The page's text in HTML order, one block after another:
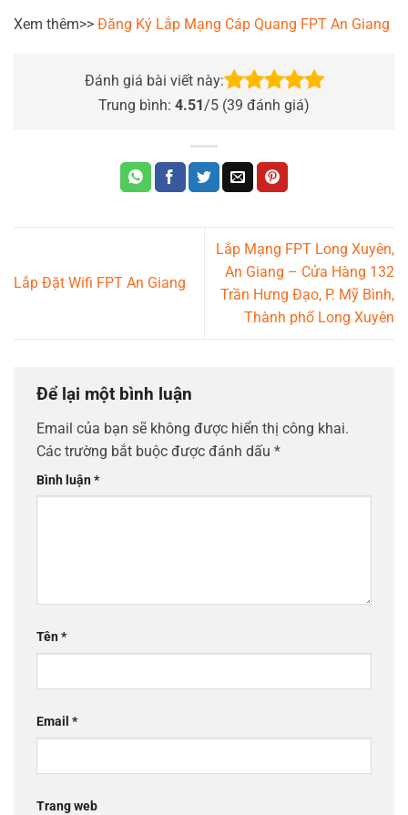
Xem thêm>> Đăng Ký Lắp Mạng Cáp Quang FPT An Giang
Đánh giá bài viết này:
Trung bình: 4.51/5 (39 đánh giá)
Lắp Đặt Wifi FPT An Giang
Lắp Mạng FPT Long Xuyên,
An Giang – Cửa Hàng 132
Trần Hưng Đạo, P. Mỹ Bình,
Thành phố Long Xuyên
Để lại một bình luận
Email của bạn sẽ không được hiển thị công khai.
Các trường bắt buộc được đánh dấu *
Bình luận*
Tên*
Email *
Trang web